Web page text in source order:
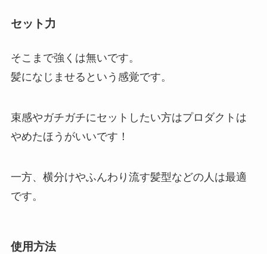
セット力
そこまで強くは無いです。
髪になじませるという感覚です。
束感やガチガチにセットしたい方はプロダクトは
やめたほうがいいです！
一方、横分けやふんわり流す髪型などの人は最適
です。
使用方法